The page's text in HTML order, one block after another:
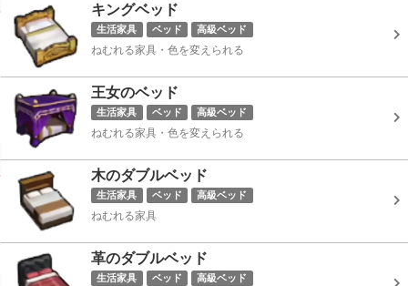
キングベッド
生活家具 ベッド 高級ベッド
ねむれる家具・色を変えられる
王女のベッド
生活家具 ベッド 高級ベッド
ねむれる家具・色を変えられる
木のダブルベッド
生活家具 ベッド 高級ベッド
ねむれる家具
革のダブルベッド
生活家具 ベッド 高級ベッド